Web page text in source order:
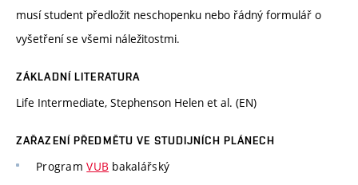
musí student předložit neschopenku nebo řádný formulář o
vyšetření se všemi náležitostmi.
ZÁKLADNÍ LITERATURA
Life Intermediate, Stephenson Helen et al. (EN)
ZAŘAZENÍ PŘEDMĚTU VE STUDIJNÍCH PLÁNECH
ProgramVUB bakalářský